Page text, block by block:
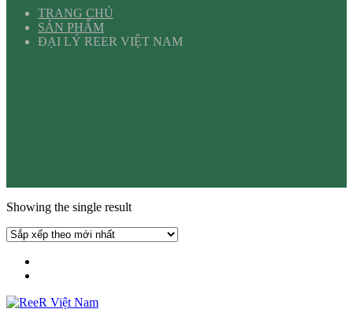
TRANG CHỦ
SẢN PHẨM
ĐẠI LÝ REER VIỆT NAM
Showing the single result